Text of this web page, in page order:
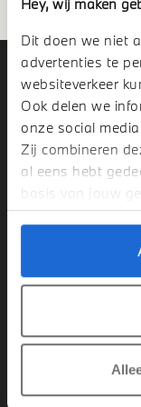
Hey, wij maken
Dit doen we niet
advertenties te
websiteverkeer
Ook delen we
onze social
Zij combineren
al eens hebt
basis van jouw
OVER DE
Over De Maassche
Sales
Aftersales
Duurzaamheid